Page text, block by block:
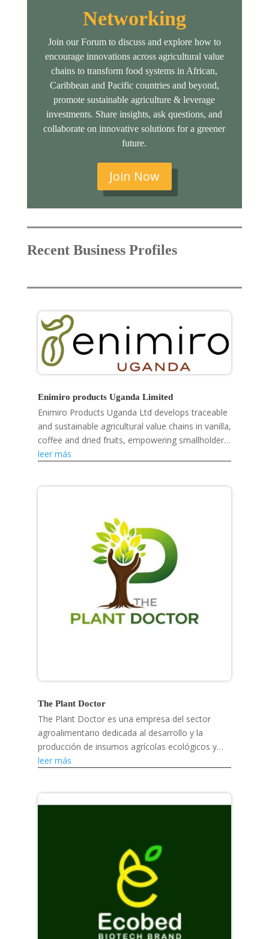
Networking
Join our Forum to discuss and explore how to
encourage innovations across agricultural value
chains to transform food systems in African,
Caribbean and Pacific countries and beyond,
promote sustainable agriculture & leverage
investments. Share insights, ask questions, and
collaborate on innovative solutions for a greener
future.
Join Now
Recent Business Profiles
Enimiro products Uganda Limited
Enimiro Products Uganda Ltd develops traceable
and sustainable agricultural value chains in vanilla,
coffee and dried fruits, empowering smallholder
farmers, strengthening rural livelihoods and...
leer más
The Plant Doctor
The Plant Doctor es una empresa del sector
agroalimentario dedicada al desarrollo y la
producción de insumos agrícolas ecológicos y
soluciones para la salud vegetal.
leer más